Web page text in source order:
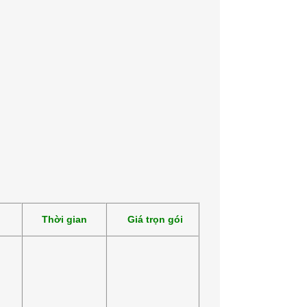
Thời gian Giá trọn gói